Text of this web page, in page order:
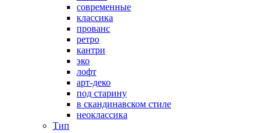
современные
классика
прованс
ретро
кантри
эко
лофт
арт-деко
под старину
в скандинавском стиле
неоклассика
Тип